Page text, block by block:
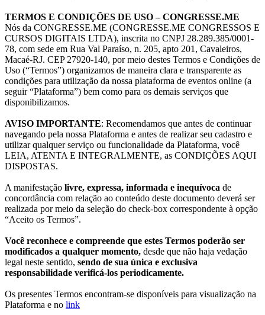
TERMOS E CONDIÇÕES DE USO – CONGRESSE.ME
Nós da CONGRESSE.ME (CONGRESSE.ME CONGRESSOS E
CURSOS DIGITAIS LTDA), inscrita no CNPJ 28.289.385/0001-
78, com sede em Rua Val Paraíso, n. 205, apto 201, Cavaleiros,
Macaé-RJ. CEP 27920-140, por meio destes Termos e Condições de
Uso (“Termos”) organizamos de maneira clara e transparente as
condições para utilização da nossa plataforma de eventos online (a
seguir “Plataforma”) bem como para os demais serviços que
disponibilizamos.
AVISO IMPORTANTE: Recomendamos que antes de continuar
navegando pela nossa Plataforma e antes de realizar seu cadastro e
utilizar qualquer serviço ou funcionalidade da Plataforma, você
LEIA, ATENTA E INTEGRALMENTE, as CONDIÇÕES AQUI
DISPOSTAS.
A manifestação livre, expressa, informada e inequívoca de
concordância com relação ao conteúdo deste documento deverá ser
realizada por meio da seleção do check-box correspondente à opção
“Aceito os Termos”.
Você reconhece e compreende que estes Termos poderão ser
modificados a qualquer momento, desde que não haja vedação
legal neste sentido, sendo de sua única e exclusiva
responsabilidade verificá-los periodicamente.
Os presentes Termos encontram-se disponíveis para visualização na
Plataforma e no link